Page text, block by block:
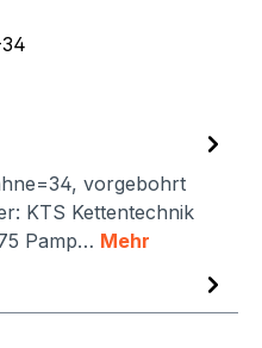
vorgebohrt
KTS Kettentechnik
Pamp… Mehr